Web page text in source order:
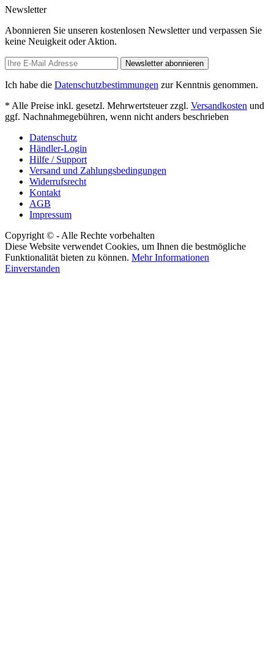
Newsletter
Abonnieren Sie unseren kostenlosen Newsletter und verpassen Sie
keine Neuigkeit oder Aktion.
Newsletter abonnieren
Ich habe die Datenschutzbestimmungen zur Kenntnis genommen.
* Alle Preise inkl. gesetzl. Mehrwertsteuer zzgl. Versandkosten und
ggf. Nachnahmegebühren, wenn nicht anders beschrieben
Datenschutz
Händler-Login
Hilfe / Support
Versand und Zahlungsbedingungen
Widerrufsrecht
Kontakt
AGB
Impressum
Copyright © - Alle Rechte vorbehalten
Diese Website verwendet Cookies, um Ihnen die bestmögliche
Funktionalität bieten zu können. Mehr Informationen
Einverstanden